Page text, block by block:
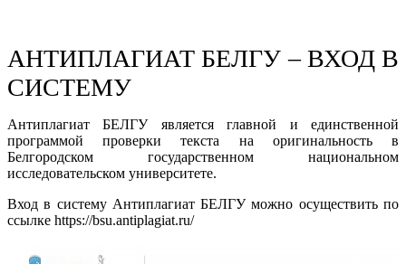
АНТИПЛАГИАТ БЕЛГУ – ВХОД В
СИСТЕМУ
Антиплагиат БЕЛГУ является главной и единственной
программой проверки текста на оригинальность в
Белгородском государственном национальном
исследовательском университете.
Вход в систему Антиплагиат БЕЛГУ можно осуществить по
ссылке https://bsu.antiplagiat.ru/